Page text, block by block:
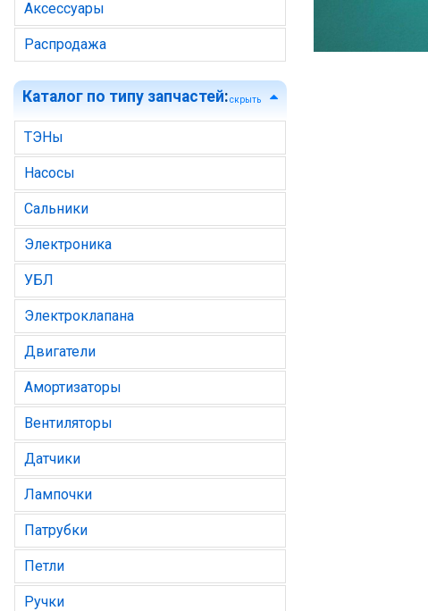
Аксессуары
Распродажа
Каталог по типу запчастей:скрыть
ТЭНы
Насосы
Сальники
Электроника
УБЛ
Электроклапана
Двигатели
Амортизаторы
Вентиляторы
Датчики
Лампочки
Патрубки
Петли
Ручки